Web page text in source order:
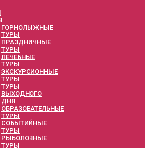
ГОРНОЛЫЖНЫЕ
ТУРЫ
ПРАЗДНИЧНЫЕ
ТУРЫ
ЛЕЧЕБНЫЕ
ТУРЫ
ЭКСКУРСИОННЫЕ
ТУРЫ
ТУРЫ
ВЫХОДНОГО
ДНЯ
ОБРАЗОВАТЕЛЬНЫЕ
ТУРЫ
СОБЫТИЙНЫЕ
ТУРЫ
РЫБОЛОВНЫЕ
ТУРЫ